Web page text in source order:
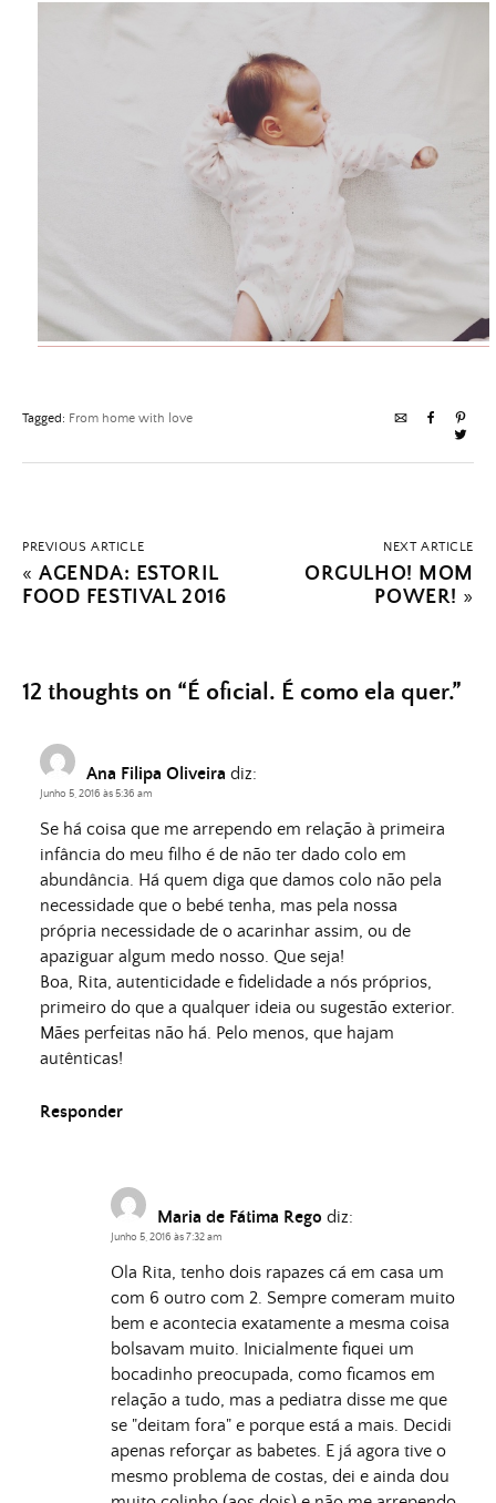
Tagged: From home with love
PREVIOUS ARTICLE
«AGENDA: ESTORIL
FOOD FESTIVAL 2016
NEXT ARTICLE
ORGULHO! MOM
POWER! »
12 thoughts on “ É oficial. É como ela quer.”
Ana Filipa Oliveira diz:
Junho 5, 2016 às 5:36 am
Se há coisa que me arrependo em relação à primeira
infância do meu filho é de não ter dado colo em
abundância. Há quem diga que damos colo não pela
necessidade que o bebé tenha, mas pela nossa
própria necessidade de o acarinhar assim, ou de
apaziguar algum medo nosso. Que seja!
Boa, Rita, autenticidade e fidelidade a nós próprios,
primeiro do que a qualquer ideia ou sugestão exterior.
Mães perfeitas não há. Pelo menos, que hajam
autênticas!
Responder
Maria de Fátima Rego diz:
Junho 5, 2016 às 7:32 am
Ola Rita, tenho dois rapazes cá em casa um
com 6 outro com 2. Sempre comeram muito
bem e acontecia exatamente a mesma coisa
bolsavam muito. Inicialmente fiquei um
bocadinho preocupada, como ficamos em
relação a tudo, mas a pediatra disse me que
se "deitam fora" e porque está a mais. Decidi
apenas reforçar as babetes. E já agora tive o
mesmo problema de costas, dei e ainda dou